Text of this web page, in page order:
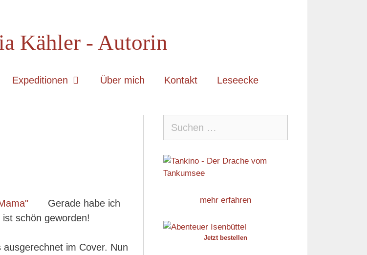
Kähler - Autorin
Expeditionen Über mich Kontakt Leseecke
Gerade habe ich
schön geworden!
im Cover. Nun
nach:
mehr erfahren
Jetzt bestellen